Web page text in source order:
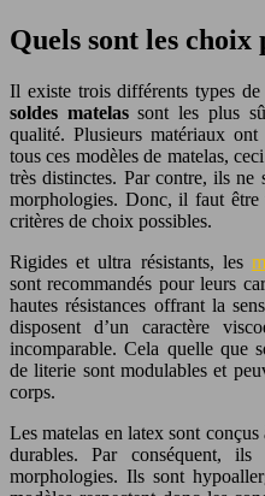
Quels sont les choix
Il existe trois différents types
soldes matelassont les plus
qualité. Plusieurs matériaux
tous ces modèles de matelas,
très distinctes. Par contre, ils ne
morphologies. Donc, il faut
critères de choix possibles.
Rigides et ultra résistants, les
sont recommandés pour leurs
hautes résistances offrant la
disposent d’un caractère
incomparable. Cela quelle que
de literie sont modulables et
corps.
Les matelas en latex sont
durables. Par conséquent,
morphologies. Ils sont